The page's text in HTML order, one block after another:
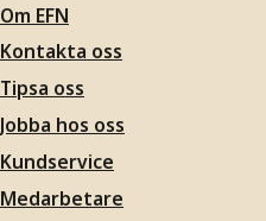
Om EFN
Kontakta oss
Tipsa oss
Jobba hos oss
Kundservice
Medarbetare